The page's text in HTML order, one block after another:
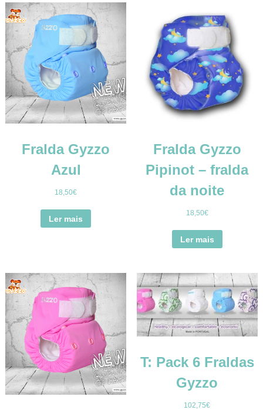
Fralda Gyzzo
Azul
18,50€
Ler mais
Fralda Gyzzo
Pipinot – fralda
da noite
18,50€
Ler mais
T: Pack 6 Fraldas
Gyzzo
102,75€